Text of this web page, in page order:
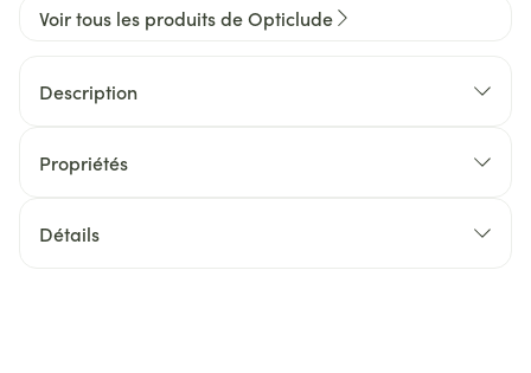
Voir tous les produits de Opticlude
Description
Propriétés
Détails